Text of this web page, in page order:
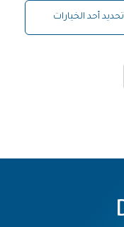
تحديد أحد الخيارات